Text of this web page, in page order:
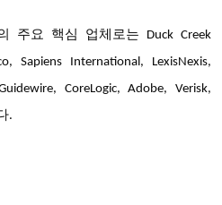
주요 핵심 업체로는 Duck Creek
Sapiens International, LexisNexis,
CoreLogic, Adobe, Verisk,
.